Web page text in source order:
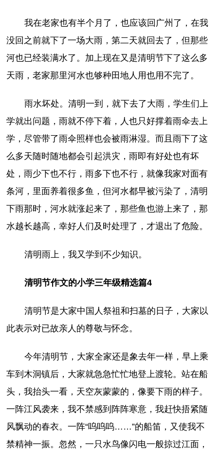
我在老家也有半个月了，也应该回广州了，在我
没回之前就下了一场大雨，第二天就回去了，但那些
河也已经装满水了。加上现在又是清明节下了这么多
天雨，老家那里河水也够种田地人用也用不完了。
雨水坏处。清明一到，就下去了大雨，学生们上
学就出问题，雨就不停下着，人也只好撑着雨伞去上
学，尽管带了雨伞照样也会被雨淋湿。而且雨下了这
么多天随时随地都会引起洪灾，雨即有好处也有坏
处，雨少下也不行，雨多下也不行，就像我家对面有
条河，里面养着很多鱼，但河水都早被污染了，清明
下雨那时，河水就涨起来了，那些鱼也游上来了，那
水越长越高，幸好人们及时处理了，才退出了危险。
清明雨上，我又学到不少知识。
清明节作文的小学三年级精选篇4
清明节是大家中国人祭祖和扫墓的日子，大家以
此表示对已故亲人的尊敬与怀念。
今年清明节，大家全家还是象去年一样，早上乘
车到木洞镇后，大家就急急忙忙地登上渡轮。站在船
头，我抬头一看，天空灰蒙蒙的，像要下雨的样子。
一阵江风袭来，我不禁感到阵阵寒意，我赶快捂紧随
风飘动的春衣。一阵“呜呜呜……”的船笛，又使我不
禁精神一振。忽然，一只水鸟像闪电一般掠过江面，